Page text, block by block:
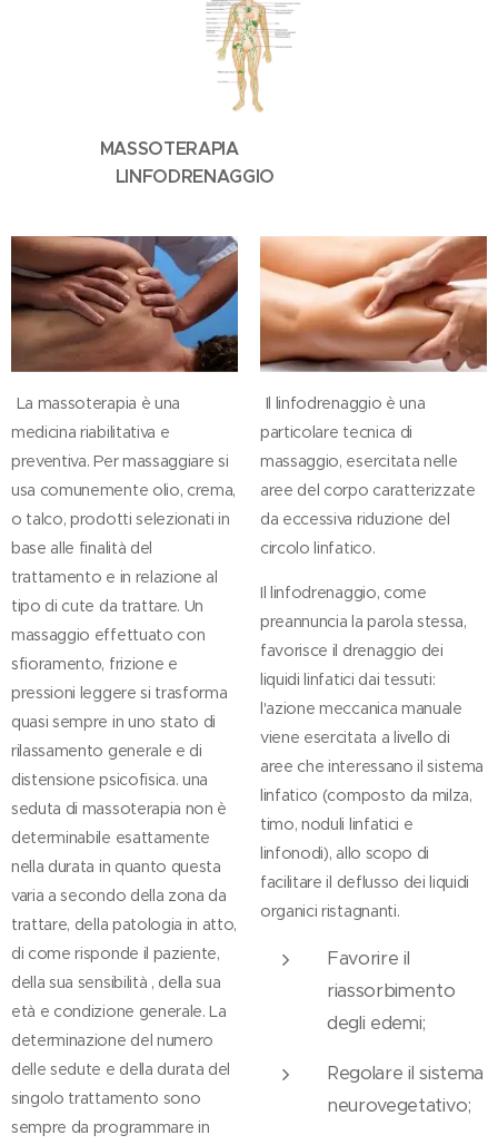
MASSOTERAPIA
LINFODRENAGGIO
La massoterapia è una
medicina riabilitativa e
preventiva. Per massaggiare si
usa comunemente olio, crema,
o talco, prodotti selezionati in
base alle finalità del
trattamento e in relazione al
tipo di cute da trattare. Un
massaggio effettuato con
sfioramento, frizione e
pressioni leggere si trasforma
quasi sempre in uno stato di
rilassamento generale e di
distensione psicofisica. una
seduta di massoterapia non è
determinabile esattamente
nella durata in quanto questa
varia a secondo della zona da
trattare, della patologia in atto,
di come risponde il paziente,
della sua sensibilità , della sua
età e condizione generale. La
determinazione del numero
delle sedute e della durata del
singolo trattamento sono
sempre da programmare in
Il linfodrenaggio è una
particolare tecnica di
massaggio, esercitata nelle
aree del corpo caratterizzate
da eccessiva riduzione del
circolo linfatico.
Il linfodrenaggio, come
preannuncia la parola stessa,
favorisce il drenaggio dei
liquidi linfatici dai tessuti:
l'azione meccanica manuale
viene esercitata a livello di
aree che interessano il sistema
linfatico (composto da milza,
timo, noduli linfatici e
linfonodi), allo scopo di
facilitare il deflusso dei liquidi
organici ristagnanti.
Favorire il
riassorbimento
degli edemi;
Regolare il sistema
neurovegetativo;